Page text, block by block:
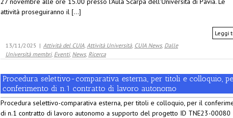
attività proseguiranno il [...]
Leggi
13/11/2025 | Attività del CUIA, Attività Università, CUIA News, Dalle
Università membri, Eventi, News, Ricerca
Procedura selettivo-comparativa esterna, per titoli e colloquio,
conferimento di n.1 contratto di lavoro autonomo
Procedura selettivo-comparativa esterna, per titoli e colloquio, per il
di n.1 contratto di lavoro autonomo a supporto del progetto ID TNE23-00080